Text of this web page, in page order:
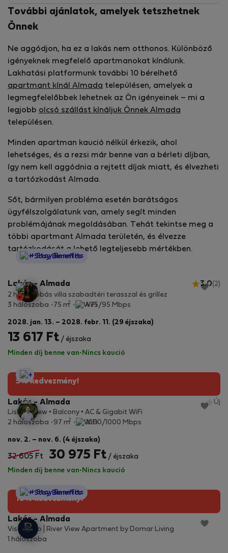
További ajánlatok, amelyek tetszhetnek
Önnek
Ne aggódjon, ha ez a lakás nem otthonos. Különböző
igényeknek megfelelő apartmanokat kínálunk.
Lakhatási platformunk további 10 bérelhető
apartmant kínál Almada településen, amelyek a
legmegfelelőbbek lehetnek az Ön igényeinek – mi a
legjobb olcsó szállást kínáljuk Önnek Almada
településen.
Minden apartman kaució nélkül érkezik, ahol
lehetséges, és a rezsi már benne van a bérleti díjban,
így nem kell aggódnia a rejtett díjak miatt, és élvezheti
a tartózkodást Almada.
Sőt, bármilyen probléma esetén barátságos
ügyfélszolgálatunk van, amely segít minden
problémájának megoldásában. Tehát tekintse meg a
többi apartmant Almada területén, és élvezze
tartózkodását a lehető legteljesebb mértékben.
StayProtection
+ Stay Benefits
Lakás - Almada 3.0(2)
2 hálószobás villa szabadtéri terasszal és grillez
3 hálószoba
75 m2 475/95 Mbps
2028. jan. 13. – 2028. febr. 11. (29 éjszaka)
13 617 Ft / éjszaka
Minden díj benne van· Nincs kaució
5% kedvezmény!
StayProtection
Lakás - Almada
Új
Lisbon View • Balcony • AC & Gigabit WiFi
2 hálószoba
97 m2 1000/1000 Mbps
nov. 2. – nov. 6. (4 éjszaka)
32 605 Ft 30 975 Ft / éjszaka
Minden díj benne van· Nincs kaució
10% kedvezmény!
StayProtection
+ Stay Benefits
Lakás - Almada
Vista Tejo | River View Apartment by Domar Living
1 hálószoba